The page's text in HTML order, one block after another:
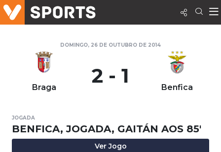
DOMINGO, 26 DE OUTUBRO DE 2014
Braga 2 - 1 Benfica
JOGADA
BENFICA, JOGADA, GAITÁN AOS 85'
Ver Jogo